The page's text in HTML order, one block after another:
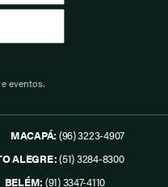
eventos.
MACAPÁ: (96) 3223-4907
ALEGRE:(51) 3284-8300
BELÉM: (91) 3347-4110